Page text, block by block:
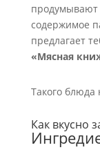
продумывают
содержимое
предлагает
«Мясная
Такого блюда
Как вкусно